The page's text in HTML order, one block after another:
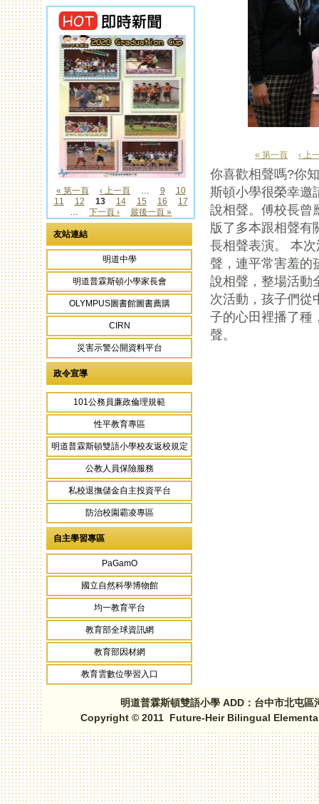
頁面
« 第一頁 ‹ 上一頁 … 9
10
11
12 13 14 15 16
17
…
下一頁 › 最後一頁 »
友站連結
明道中學
明道普霖斯頓小學家長會
OLYMPUS圖書館圖書薦購
CIRN
災害示警公開資料平台
政令宣導
101公務員廉政倫理規範
性平教育專區
明道普霖斯頓雙語小學校友返校規定
公教人員保險服務
私校退撫儲金自主投資平台
防治校園霸凌專區
自主學習專區
PaGamO
國立自然科學博物館
均一教育平台
教育部全球資訊網
教育部因材網
教育雲數位學習入口
頁面
« 第一頁 ‹ 上
你喜歡相聲嗎?你
斯頓小學很榮幸邀
說相聲。傅校長曾
版了多本跟相聲有
長相聲表演。 本
聲，連平常害羞的
說相聲，整場活動
次活動，孩子們從
子的心田裡播了種
聲。
明道普霖斯頓雙語小學 ADD：台中市北屯
Copyright © 2011 Future-Heir Bilingual